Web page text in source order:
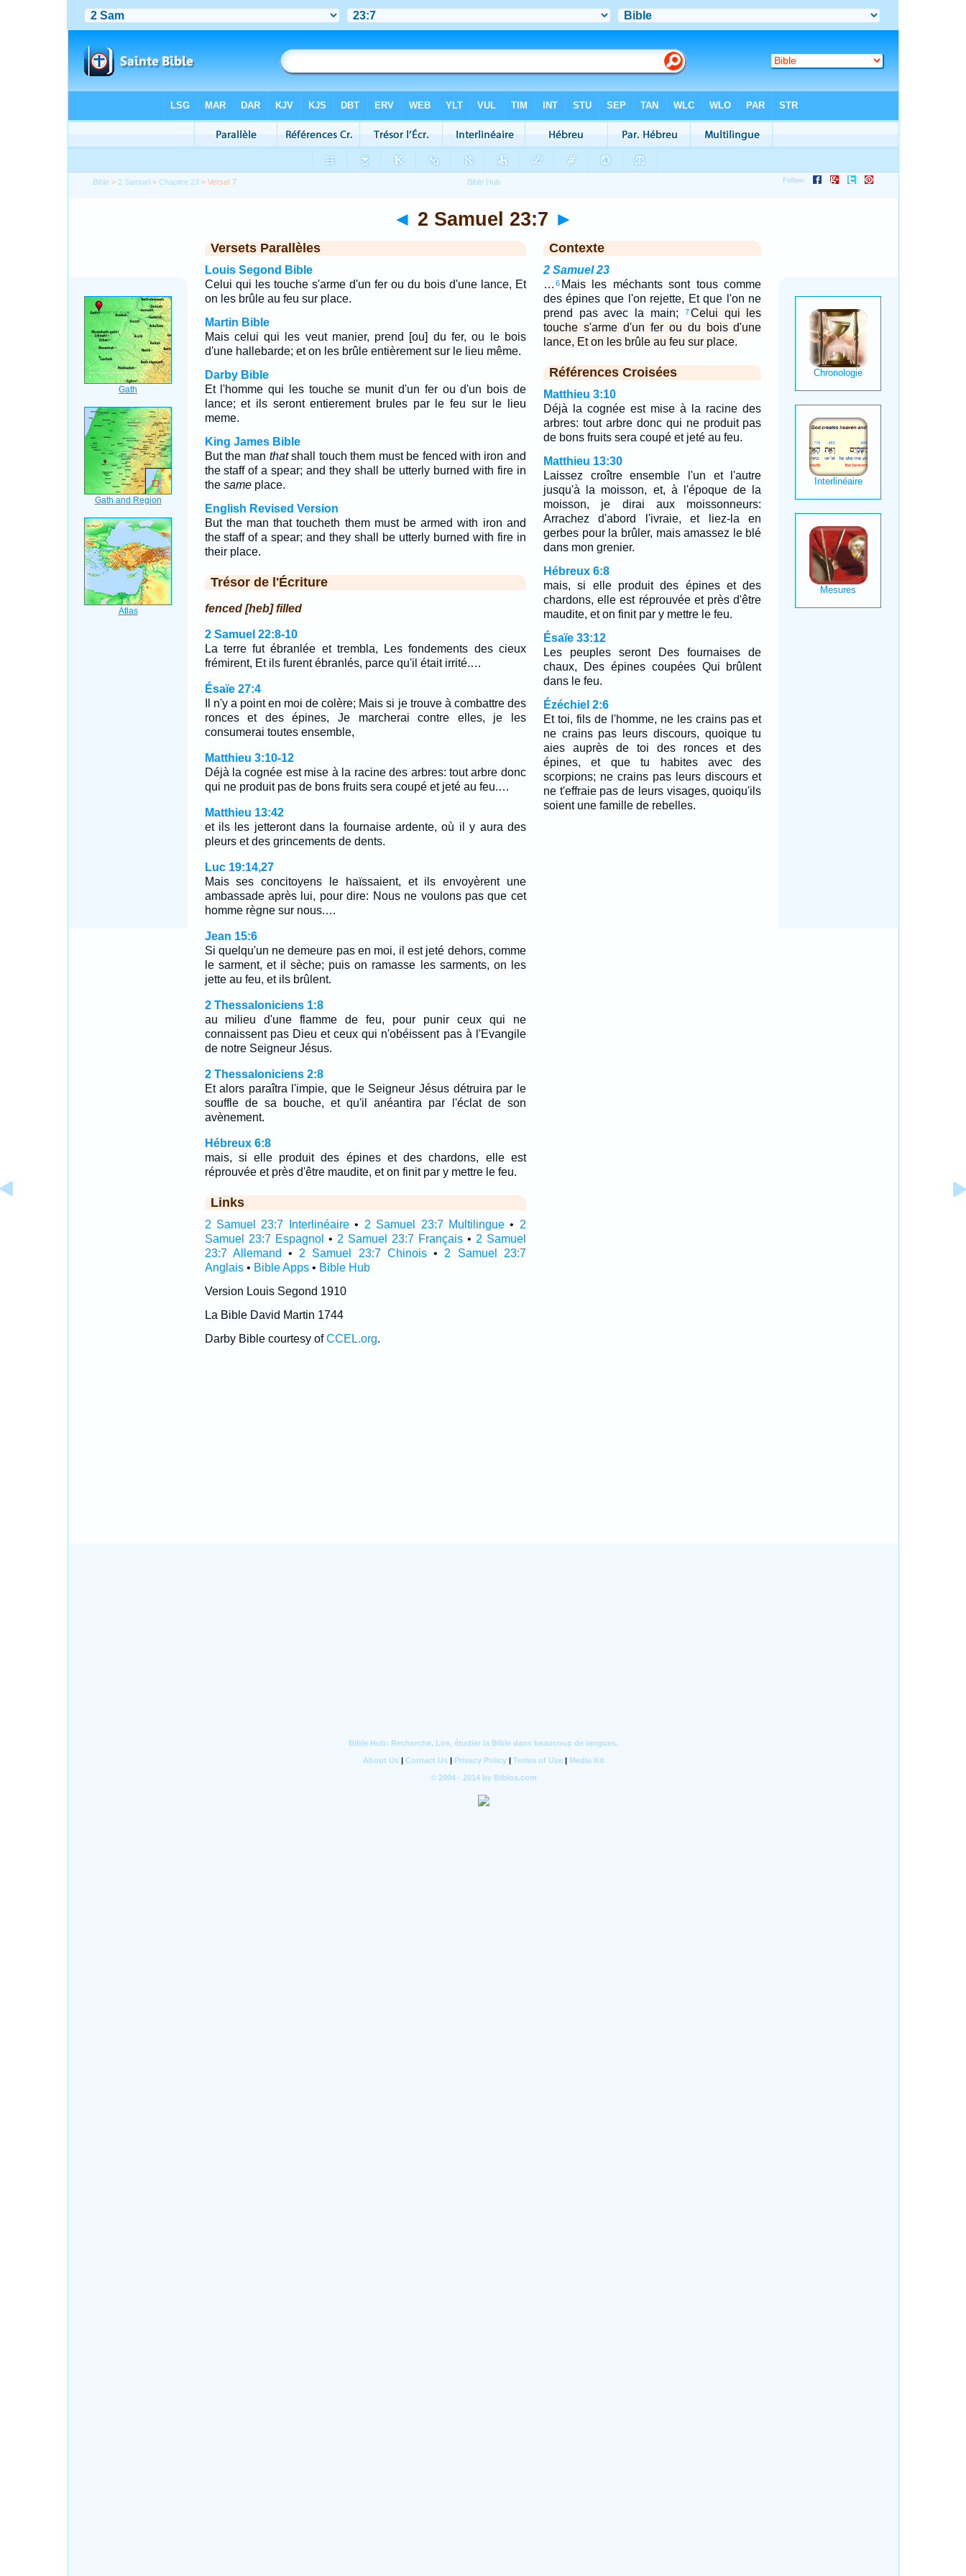
Bible > 2 Samuel >Chapitre 23 > Verset 7
◄ 2 Samuel 23:7 ►
Versets Parallèles
Louis Segond Bible
Celui qui les touche s'arme d'un fer ou du bois d'une lance, Et
on les brûle au feu sur place.
Martin Bible
Mais celui qui les veut manier, prend [ou] du fer, ou le bois
d'une hallebarde; et on les brûle entièrement sur le lieu même.
Darby Bible
Et l'homme qui les touche se munit d'un fer ou d'un bois de
lance; et ils seront entierement brules par le feu sur le lieu
meme.
King James Bible
But the man thatshall touch them must be fenced with iron and
the staff of a spear; and they shall be utterly burned with fire in
the sameplace.
English Revised Version
But the man that toucheth them must be armed with iron and
the staff of a spear; and they shall be utterly burned with fire in
their place.
Trésor de l'Écriture
fenced [heb] filled
2 Samuel 22:8-10
La terre fut ébranlée et trembla, Les fondements des cieux
frémirent, Et ils furent ébranlés, parce qu'il était irrité.…
Ésaïe 27:4
Il n'y a point en moi de colère; Mais si je trouve à combattre des
ronces et des épines, Je marcherai contre elles, je les
consumerai toutes ensemble,
Matthieu 3:10-12
Déjà la cognée est mise à la racine des arbres: tout arbre donc
qui ne produit pas de bons fruits sera coupé et jeté au feu.…
Matthieu 13:42
et ils les jetteront dans la fournaise ardente, où il y aura des
pleurs et des grincements de dents.
Luc 19:14,27
Mais ses concitoyens le haïssaient, et ils envoyèrent une
ambassade après lui, pour dire: Nous ne voulons pas que cet
homme règne sur nous.…
Jean 15:6
Si quelqu'un ne demeure pas en moi, il est jeté dehors, comme
le sarment, et il sèche; puis on ramasse les sarments, on les
jette au feu, et ils brûlent.
2 Thessaloniciens 1:8
au milieu d'une flamme de feu, pour punir ceux qui ne
connaissent pas Dieu et ceux qui n'obéissent pas à l'Evangile
de notre Seigneur Jésus.
2 Thessaloniciens 2:8
Et alors paraîtra l'impie, que le Seigneur Jésus détruira par le
souffle de sa bouche, et qu'il anéantira par l'éclat de son
avènement.
Hébreux 6:8
mais, si elle produit des épines et des chardons, elle est
réprouvée et près d'être maudite, et on finit par y mettre le feu.
Links
2 Samuel 23:7 Interlinéaire• 2 Samuel 23:7 Multilingue • 2
Samuel 23:7 Espagnol • 2 Samuel 23:7 Français• 2 Samuel
23:7 Allemand
• 2 Samuel 23:7 Chinois• 2 Samuel 23:7
Anglais• Bible Apps• Bible Hub
Version Louis Segond 1910
La Bible David Martin 1744
Darby Bible courtesy ofCCEL.org.
Contexte
2 Samuel 23
… 6 Mais les méchants sont tous comme
des épines que l'on rejette, Et que l'on ne
prend pas avec la main;
7Celui qui les
touche s'arme d'un fer ou du bois d'une
lance, Et on les brûle au feu sur place.
Références Croisées
Matthieu 3:10
Déjà la cognée est mise à la racine des
arbres: tout arbre donc qui ne produit pas
de bons fruits sera coupé et jeté au feu.
Matthieu 13:30
Laissez croître ensemble l'un et l'autre
jusqu'à la moisson, et, à l'époque de la
moisson, je dirai aux moissonneurs:
Arrachez d'abord l'ivraie, et liez-la en
gerbes pour la brûler, mais amassez le blé
dans mon grenier.
Hébreux 6:8
mais, si elle produit des épines et des
chardons, elle est réprouvée et près d'être
maudite, et on finit par y mettre le feu.
Ésaïe 33:12
Les peuples seront Des fournaises de
chaux, Des épines coupées Qui brûlent
dans le feu.
Ézéchiel 2:6
Et toi, fils de l'homme, ne les crains pas et
ne crains pas leurs discours, quoique tu
aies auprès de toi des ronces et des
épines, et que tu habites avec des
scorpions; ne crains pas leurs discours et
ne t'effraie pas de leurs visages, quoiqu'ils
soient une famille de rebelles.